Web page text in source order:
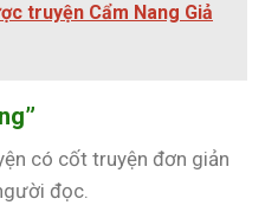
truyện Cẩm Nang Giả
có cốt truyện đơn giản
đọc.